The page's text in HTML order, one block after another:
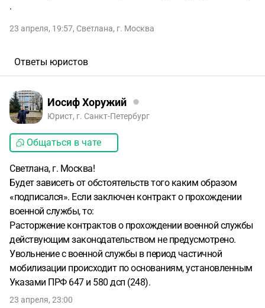
.
23 апреля, 19:57, Светлана, г. Москва
Ответы юристов
Иосиф Хоружий
Юрист, г. Санкт-Петербург
Общаться в чате
Светлана, г. Москва!
Будет зависеть от обстоятельств того каким образом
«подписался». Если заключен контракт о прохождении
военной службы, то:
Расторжение контрактов о прохождении военной службы
действующим законодательством не предусмотрено.
Увольнение с военной службы в период частичной
мобилизации происходит по основаниям, установленным
Указами ПРФ 647 и 580 дсп (248).
23 апреля, 23:00